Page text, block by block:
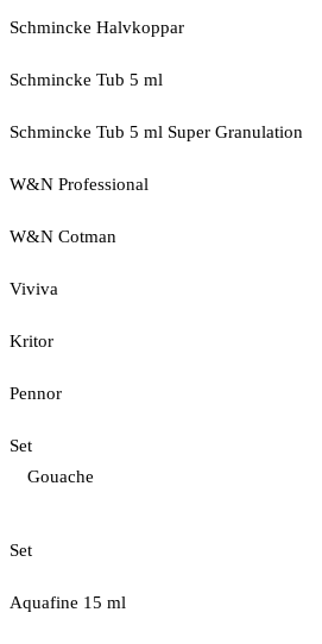
Schmincke Halvkoppar
Schmincke Tub 5 ml
Schmincke Tub 5 ml Super Granulation
W&N Professional
W&N Cotman
Viviva
Kritor
Pennor
Set
Gouache
Set
Aquafine 15 ml